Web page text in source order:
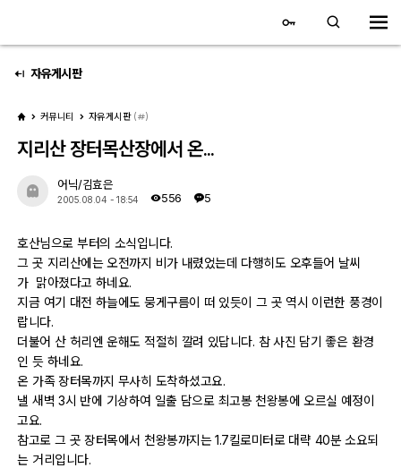
홈
갤러리
자유 갤러리
회원 갤러리
전시회 갤러리
飛龍/김상환님 아침 갤러리
커뮤니티
자유게시판
자유게시판
커뮤니티 자유게시판 ( )
지리산 장터목산장에서 온...
어닉/김효은
2005.08.04 - 18:54 556 5
호산님으로 부터의 소식입니다.
그 곳 지리산에는 오전까지 비가 내렸었는데 다행히도 오후들어 날씨
가 맑아졌다고 하네요.
지금 여기 대전 하늘에도 뭉게구름이 떠 있듯이 그 곳 역시 이런한 풍경이
랍니다.
더불어 산 허리엔 운해도 적절히 깔려 있답니다. 참 사진 담기 좋은 환경
인 듯 하네요.
온 가족 장터목까지 무사히 도착하셨고요.
낼 새벽 3시 반에 기상하여 일출 담으로 최고봉 천왕봉에 오르실 예정이
고요.
참고로 그 곳 장터목에서 천왕봉까지는 1.7킬로미터로 대략 40분 소요되
는 거리입니다.